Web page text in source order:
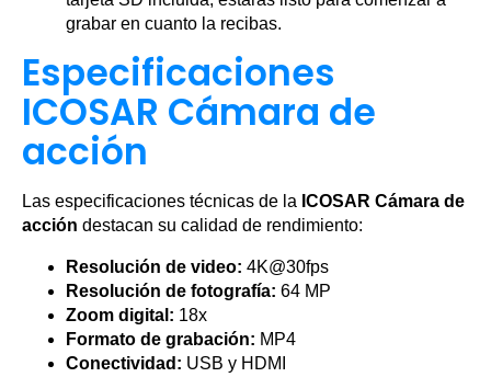
grabar en cuanto la recibas.
Especificaciones
ICOSAR Cámara de
acción
Las especificaciones técnicas de la ICOSAR Cámara de
acción destacan su calidad de rendimiento:
Resolución de video: 4K@30fps
Resolución de fotografía: 64 MP
Zoom digital: 18x
Formato de grabación: MP4
Conectividad: USB y HDMI